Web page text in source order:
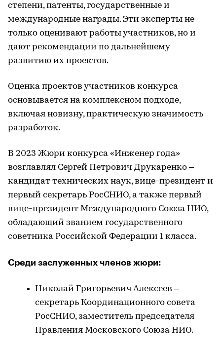
степени, патенты, государственные и
международные награды. Эти эксперты не
только оценивают работы участников, но и
дают рекомендации по дальнейшему
развитию их проектов.
Оценка проектов участников конкурса
основывается на комплексном подходе,
включая новизну, практическую значимость
разработок.
В 2023 Жюри конкурса «Инженер года»
возглавлял Сергей Петрович Друкаренко –
кандидат технических наук, вице-президент и
первый секретарь РосСНИО, а также первый
вице-президент Международного Союза НИО,
обладающий званием государственного
советника Российской Федерации 1 класса.
Среди заслуженных членов жюри:
Николай Григорьевич Алексеев –
секретарь Координационного совета
РосСНИО, заместитель председателя
Правления Московского Союза НИО.